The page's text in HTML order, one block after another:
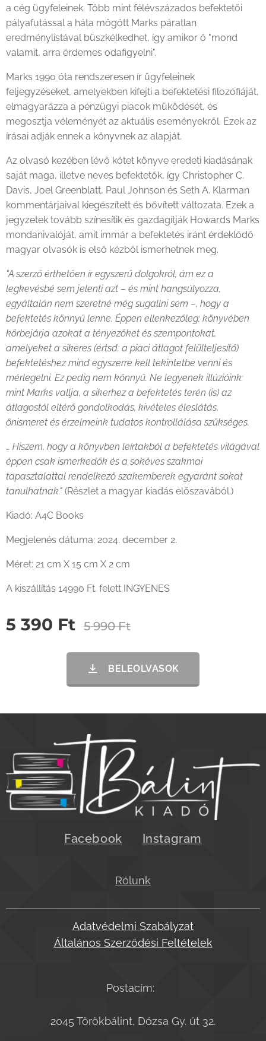
a cég ügyfeleinek. Több mint félévszázados befektetői
pályafutással a háta mögött Marks páratlan
eredménylistával büszkélkedhet, így amikor ő "mond
valamit, arra érdemes odafigyelni".
Marks 1990 óta rendszeresen ír ügyfeleinek
feljegyzéseket, amelyekben kifejti a befektetési filozófiáját,
elmagyarázza a pénzügyi piacok működését, és
megosztja véleményét az aktuális eseményekről. Ezek az
írásai adják ennek a könyvnek az alapját.
Az olvasó kezében lévő kötet könyve eredeti kiadásának
saját maga, illetve neves befektetők, így Christopher C.
Davis, Joel Greenblatt, Paul Johnson és Seth A. Klarman
kommentárjaival kiegészített és bővített változata. Ezek a
jegyzetek tovább színesítik és gazdagítják Howards Marks
mondanivalóját, amit immár a befektetés iránt érdeklődő
magyar olvasók is első kézből ismer­hetnek meg.
"A szerző érthetően ír egyszerű dolgokról, ám ez a
legkevésbé sem jelenti azt – és mint hangsúlyozza,
egyáltalán nem szeretné még sugallni sem –, hogy a
befektetés könnyű lenne. Éppen ellenkezőleg: könyvében
körbejárja azokat a tényezőket és szempontokat,
amelyeket a sikeres (értsd: a piaci átlagot felülteljesítő)
befektetéshez mind egyszerre kell tekintetbe venni és
mérlegelni. Ez pedig nem könnyű. Ne legyenek illúzióink:
mint Marks vallja, a sikerhez a befektetés terén (is) az
átlagostól eltérő gondolkodás, kivételes éleslátás,
önismeret és érzelmeink tudatos kontrollálása szükséges.
… Hiszem, hogy a könyvben leírtakból a befektetés világával
éppen csak ismerkedők és a sokéves szakmai
tapasztalattal rendelkező szakemberek egyaránt sokat
tanulhatnak." (Részlet a magyar kiadás előszavából.)
Kiadó: A4C Books
Megjelenés dátuma: 2024. december 2.
Méret: 21 cm X 15 cm X 2 cm
A kiszállítás 14990 Ft. felett INGYENES
5 390 Ft 5 990Ft
BELEOLVASOK
Facebook Instagram
Rólunk
Adatvédelmi Szabályzat
Általános Szerződési Feltételek
Postacím:
2045 Törökbálint, Dózsa Gy. út 32.